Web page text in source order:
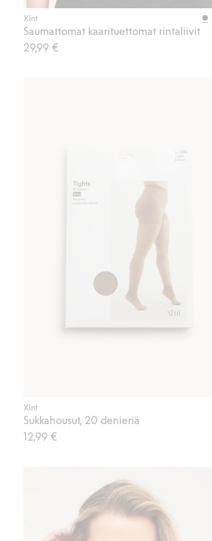
Xlnt
Saumattomat kaarituettomat rintaliivit
29,99 €
Xlnt
Sukkahousut, 20 denieriä
12,99 €